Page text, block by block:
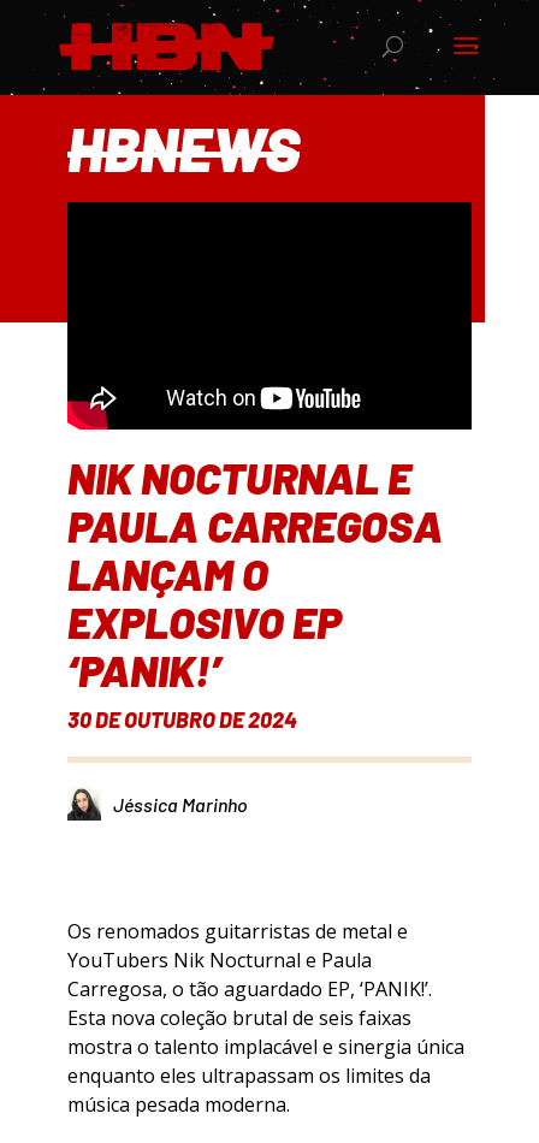
HBNEWS
NIK NOCTURNAL E
PAULA CARREGOSA
LANÇAM O
EXPLOSIVO EP
‘PANIK!’
30 DE OUTUBRO DE 2024
Jéssica Marinho
Os renomados guitarristas de metal e
YouTubers Nik Nocturnal e Paula
Carregosa, o tão aguardado EP, ‘PANIK!’.
Esta nova coleção brutal de seis faixas
mostra o talento implacável e sinergia única
enquanto eles ultrapassam os limites da
música pesada moderna.